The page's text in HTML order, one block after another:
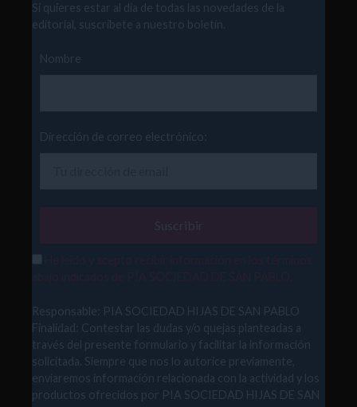
Si quieres estar al día de todas las novedades de la
editorial, suscríbete a nuestro boletín.
Nombre
Dirección de correo electrónico:
Responsable: PIA SOCIEDAD HIJAS DE SAN PABLO
Finalidad: Contestar las dudas y/o quejas planteadas a
través del presente formulario y facilitar la información
solicitada. Siempre que nos lo autorice previamente,
enviaremos información relacionada con la actividad y los
productos ofrecidos por PIA SOCIEDAD HIJAS DE SAN